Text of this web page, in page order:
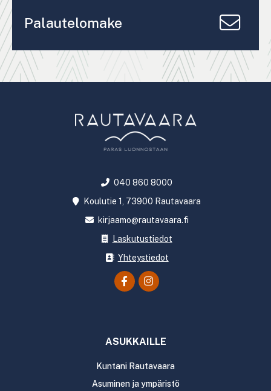
Palautelomake
040 860 8000
Koulutie 1, 73900 Rautavaara
kirjaamo@rautavaara.fi
Laskutustiedot
Yhteystiedot
ASUKKAILLE
Kuntani Rautavaara
Asuminen ja ympäristö